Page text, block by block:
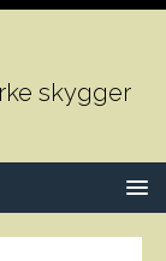
skygger